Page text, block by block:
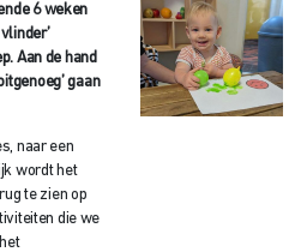
6 weken
Aan de hand
gaan
naar een
wordt het
te zien op
die we